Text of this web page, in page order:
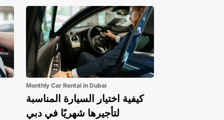
Monthly Car Rental in Dubai
كيفية اختيار السيارة المناسبة
لتأجيرها شهريًا في دبي